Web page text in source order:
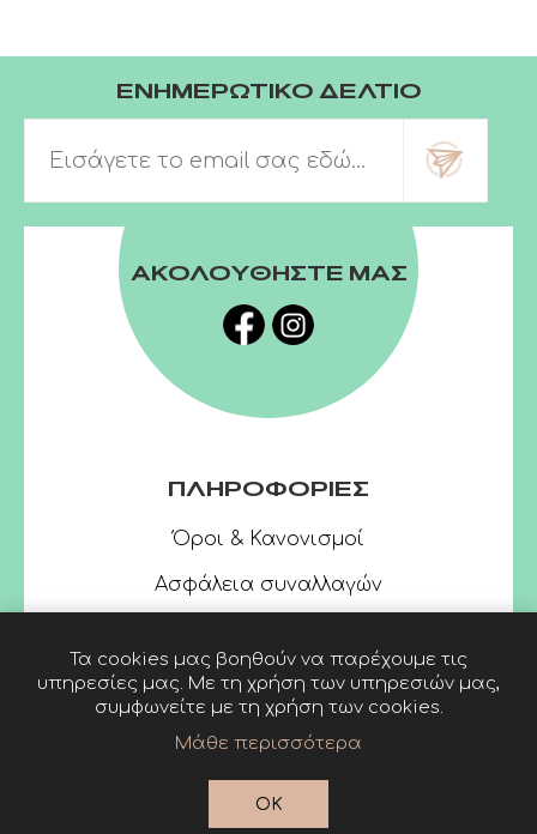
ΕΝΗΜΕΡΩΤΙΚΟ ΔΕΛΤΙΟ
ΑΚΟΛΟΥΘΗΣΤΕ ΜΑΣ
ΠΛΗΡΟΦΟΡΙΕΣ
Όροι & Κανονισμοί
Ασφάλεια συναλλαγών
nopCommerce
Τα cookies μας βοηθούν να παρέχουμε τις
υπηρεσίες μας. Με τη χρήση των υπηρεσιών μας,
συμφωνείτε με τη χρήση των cookies.
Μάθε περισσότερα
OK